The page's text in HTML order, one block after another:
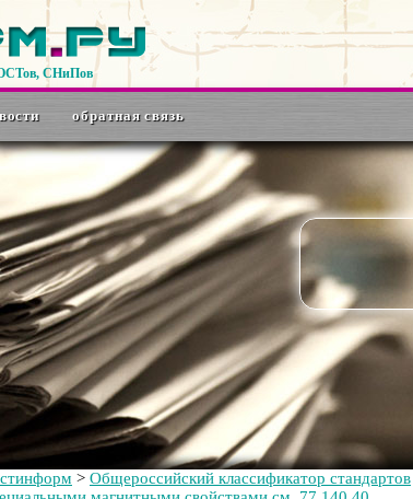
СНиПов
обратная связь
> Общероссийский классификатор стандартов